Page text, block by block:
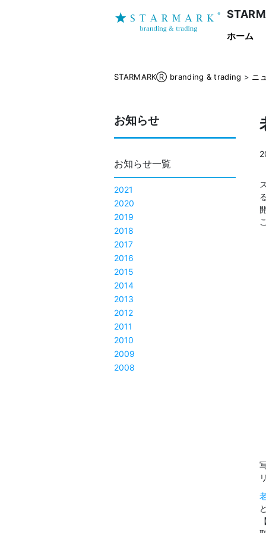
ホーム
STARMARKⓇ branding & trading > ニ
お知らせ
お知らせ一覧
2021
2020
2019
2018
2017
2016
2015
2014
2013
2012
2011
2010
2009
2008